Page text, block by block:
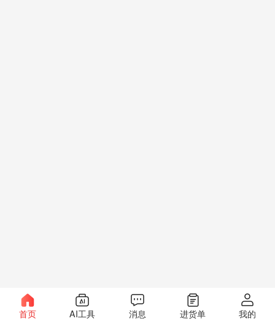
首页 AI工具 消息 进货单 我的